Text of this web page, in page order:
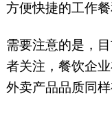
方便快捷的工作餐
需要注意的是，
者关注，餐饮企
外卖产品品质同样